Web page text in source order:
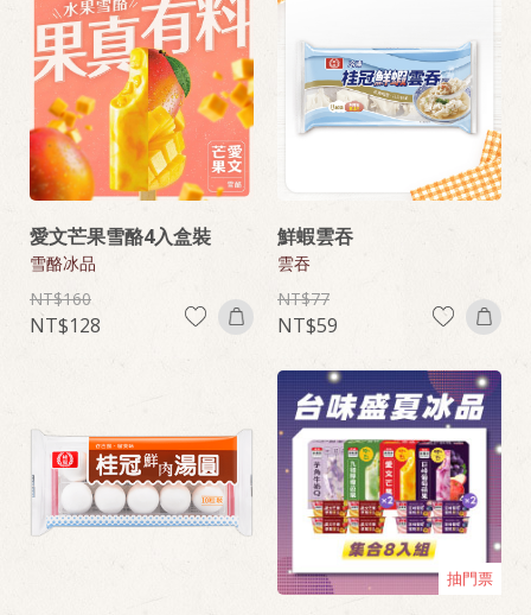
愛文芒果雪酪4入盒裝
雪酪冰品
160
128
鮮蝦雲吞
雲吞
77
59
抽門票